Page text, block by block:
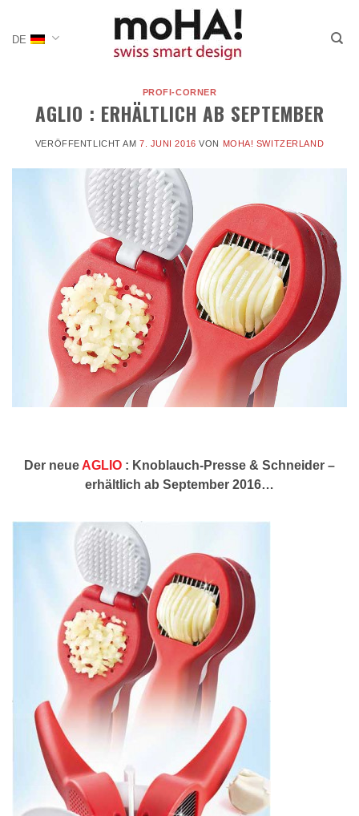
DE
PROFI-CORNER
AGLIO : ERHÄLTLICH AB SEPTEMBER
VERÖFFENTLICHT AM 7. JUNI 2016 VON MOHA! SWITZERLAND
Der neue AGLIO : Knoblauch-Presse & Schneider –
erhältlich ab September 2016…